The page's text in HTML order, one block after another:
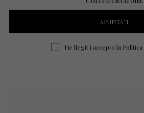
Correu electrònic